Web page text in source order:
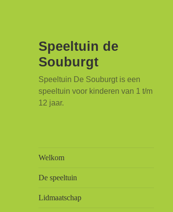
Speeltuin de
Souburgt
Speeltuin De Souburgt is een
speeltuin voor kinderen van 1 t/m
12 jaar.
Welkom
De speeltuin
Lidmaatschap